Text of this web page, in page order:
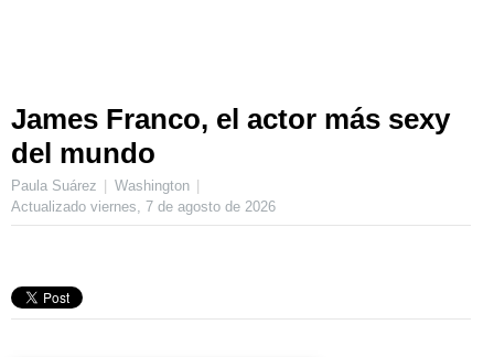
James Franco, el actor más sexy
del mundo
Paula Suárez
Washington
Actualizado viernes, 7 de agosto de 2026